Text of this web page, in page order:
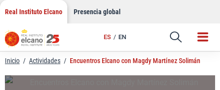
Saltar
contenido
Real Instituto Elcano Presencia global
ES EN
Enlace
Inicio / Actividades / Encuentros Elcano con Magdy Martínez Solimán